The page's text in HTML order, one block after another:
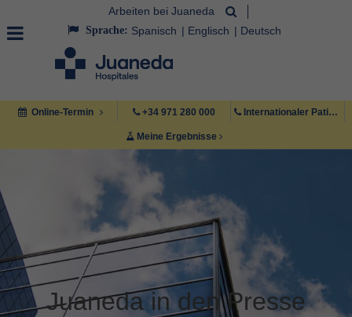
Arbeiten bei Juaneda
Sprache: Spanisch Englisch Deutsch
Online-Termin +34 971 280 000 Internationaler Patient +34 971 222 222
Meine Ergebnisse
Juaneda in den Presse